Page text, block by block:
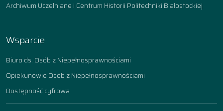
Archiwum Uczelniane i Centrum Historii Politechniki Białostockiej
Wsparcie
Biuro ds. Osób z Niepełnosprawnościami
Opiekunowie Osób z Niepełnosprawnościami
Dostępność cyfrowa